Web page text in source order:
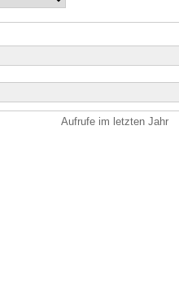
Aufrufe im letzten Jahr